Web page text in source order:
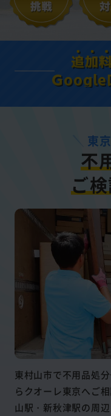
追加
Google
東
不
ご
東村山市で不用品処
らクオーレ東京へご
山駅・新秋津駅の周